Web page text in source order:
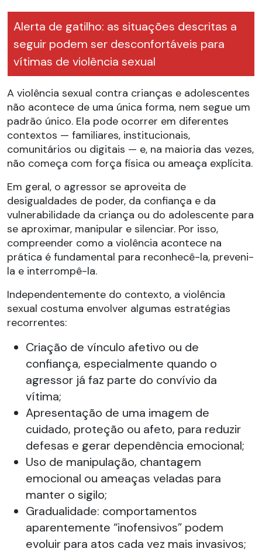
Alerta de gatilho: as situações descritas a
seguir podem ser desconfortáveis para
vítimas de violência sexual
A violência sexual contra crianças e adolescentes
não acontece de uma única forma, nem segue um
padrão único. Ela pode ocorrer em diferentes
contextos — familiares, institucionais,
comunitários ou digitais — e, na maioria das vezes,
não começa com força física ou ameaça explícita.
Em geral, o agressor se aproveita de
desigualdades de poder, da confiança e da
vulnerabilidade da criança ou do adolescente para
se aproximar, manipular e silenciar. Por isso,
compreender como a violência acontece na
prática é fundamental para reconhecê-la, preveni-
la e interrompê-la.
Independentemente do contexto, a violência
sexual costuma envolver algumas estratégias
recorrentes:
Criação de vínculo afetivo ou de
confiança, especialmente quando o
agressor já faz parte do convívio da
vítima;
Apresentação de uma imagem de
cuidado, proteção ou afeto, para reduzir
defesas e gerar dependência emocional;
Uso de manipulação, chantagem
emocional ou ameaças veladas para
manter o sigilo;
Gradualidade: comportamentos
aparentemente “inofensivos” podem
evoluir para atos cada vez mais invasivos;